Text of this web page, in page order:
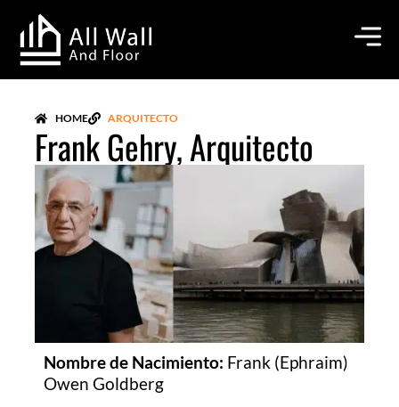
contenido
HOME ARQUITECTO
Frank Gehry, Arquitecto
Nombre de Nacimiento: Frank (Ephraim)
Owen Goldberg